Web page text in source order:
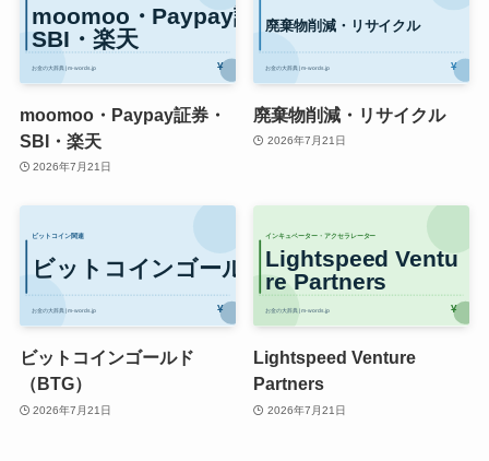
moomoo・Paypay証券・
SBI・楽天
2026年7月21日
廃棄物削減・リサイクル
2026年7月21日
ビットコインゴールド
（BTG）
2026年7月21日
Lightspeed Venture
Partners
2026年7月21日